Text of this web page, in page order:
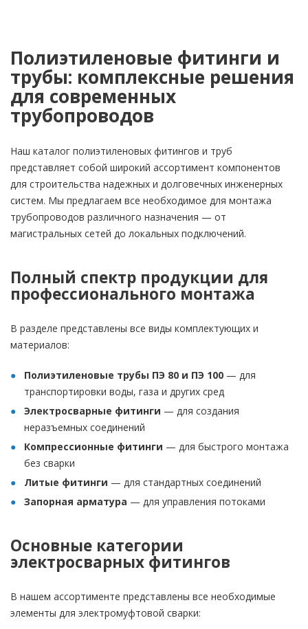
Полиэтиленовые фитинги и
трубы: комплексные решения
для современных
трубопроводов
Наш каталог полиэтиленовых фитингов и труб
представляет собой широкий ассортимент компонентов
для строительства надежных и долговечных инженерных
систем. Мы предлагаем все необходимое для монтажа
трубопроводов различного назначения — от
магистральных сетей до локальных подключений.
Полный спектр продукции для
профессионального монтажа
В разделе представлены все виды комплектующих и
материалов:
Полиэтиленовые трубы ПЭ 80 и ПЭ 100 — для
транспортировки воды, газа и других сред
Электросварные фитинги — для создания
неразъемных соединений
Компрессионные фитинги — для быстрого монтажа
без сварки
Литые фитинги — для стандартных соединений
Запорная арматура — для управления потоками
Основные категории
электросварных фитингов
В нашем ассортименте представлены все необходимые
элементы для электромуфтовой сварки: